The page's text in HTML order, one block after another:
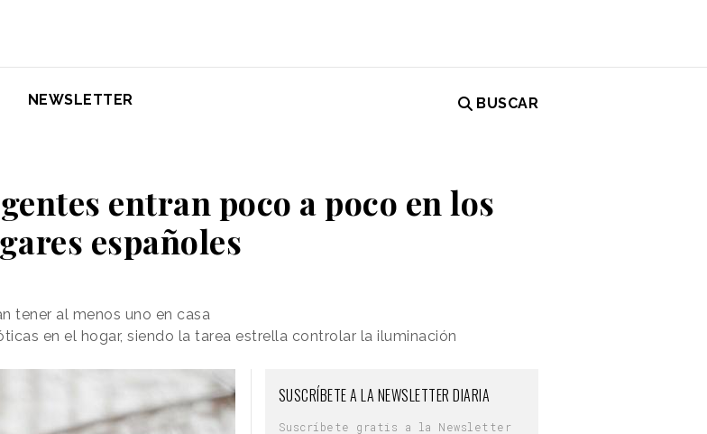
NEWSLETTER BUSCAR
entran poco a poco en los
españoles
tener al menos uno en casa
en el hogar, siendo la tarea estrella controlar la iluminación
SUSCRÍBETE A LA NEWSLETTER DIARIA
Suscríbete gratis a la Newsletter